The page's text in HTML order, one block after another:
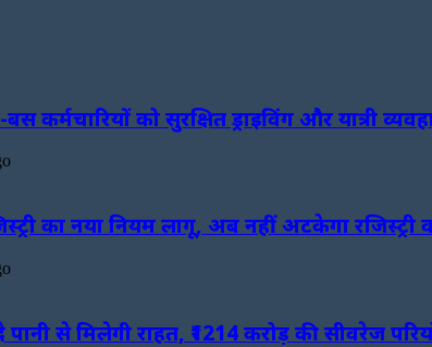
कर्मचारियों को सुरक्षित ड्राइविंग और यात्री
का नया नियम लागू, अब नहीं अटकेगा
पानी से मिलेगी राहत, ₹1214 करोड़ की सीवरेज